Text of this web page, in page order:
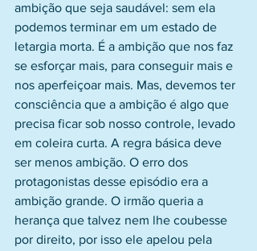
ambição que seja saudável: sem ela
podemos terminar em um estado de
letargia morta. É a ambição que nos faz
se esforçar mais, para conseguir mais e
nos aperfeiçoar mais. Mas, devemos ter
consciência que a ambição é algo que
precisa ficar sob nosso controle, levado
em coleira curta. A regra básica deve
ser menos ambição. O erro dos
protagonistas desse episódio era a
ambição grande. O irmão queria a
herança que talvez nem lhe coubesse
por direito, por isso ele apelou pela